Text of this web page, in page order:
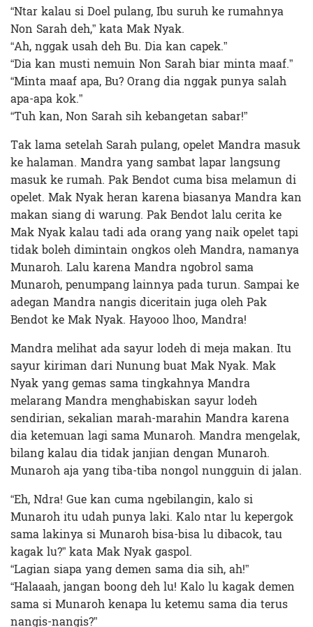
“Ntar kalau si Doel pulang, Ibu suruh ke rumahnya
Non Sarah deh,” kata Mak Nyak.
“Ah, nggak usah deh Bu. Dia kan capek.”
“Dia kan musti nemuin Non Sarah biar minta maaf.”
“Minta maaf apa, Bu? Orang dia nggak punya salah
apa-apa kok.”
“Tuh kan, Non Sarah sih kebangetan sabar!”
Tak lama setelah Sarah pulang, opelet Mandra masuk
ke halaman. Mandra yang sambat lapar langsung
masuk ke rumah. Pak Bendot cuma bisa melamun di
opelet. Mak Nyak heran karena biasanya Mandra kan
makan siang di warung. Pak Bendot lalu cerita ke
Mak Nyak kalau tadi ada orang yang naik opelet tapi
tidak boleh dimintain ongkos oleh Mandra, namanya
Munaroh. Lalu karena Mandra ngobrol sama
Munaroh, penumpang lainnya pada turun. Sampai ke
adegan Mandra nangis diceritain juga oleh Pak
Bendot ke Mak Nyak. Hayooo lhoo, Mandra!
Mandra melihat ada sayur lodeh di meja makan. Itu
sayur kiriman dari Nunung buat Mak Nyak. Mak
Nyak yang gemas sama tingkahnya Mandra
melarang Mandra menghabiskan sayur lodeh
sendirian, sekalian marah-marahin Mandra karena
dia ketemuan lagi sama Munaroh. Mandra mengelak,
bilang kalau dia tidak janjian dengan Munaroh.
Munaroh aja yang tiba-tiba nongol nungguin di jalan.
“Eh, Ndra! Gue kan cuma ngebilangin, kalo si
Munaroh itu udah punya laki. Kalo ntar lu kepergok
sama lakinya si Munaroh bisa-bisa lu dibacok, tau
kagak lu?” kata Mak Nyak gaspol.
“Lagian siapa yang demen sama dia sih, ah!”
“Halaaah, jangan boong deh lu! Kalo lu kagak demen
sama si Munaroh kenapa lu ketemu sama dia terus
nangis-nangis?”